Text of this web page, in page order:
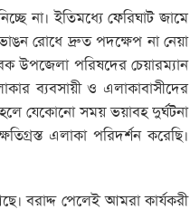
না। ইতিমধ্যে ফেরিঘাট জামে
রোধে দ্রুত পদক্ষেপ না নেয়া
উপজেলা পরিষদের চেয়ারম্যান
ব্যবসায়ী ও এলাকাবাসীদের
যেকোনো সময় ভয়াবহ দুর্ঘটনা
এলাকা পরিদর্শন করেছি।
বরাদ্দ পেলেই আমরা কার্যকরী